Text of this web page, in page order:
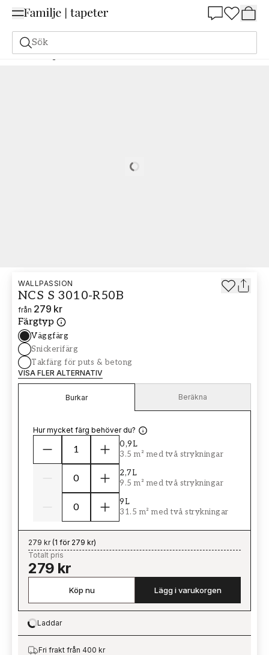
Sök
Målarfärg Beställ utifrån NCS Beställ utifrån NCS 3010-R50B
Loading…
WALLPASSION
NCS S 3010-R50B
från 279 kr
Färgtyp
Väggfärg
Snickerifärg
Takfärg för puts & betong
VISA FLER ALTERNATIV
Burkar Beräkna
Hur mycket färg behöver du?
0,9L
3.5 m² med två strykningar
2,7L
9.5 m² med två strykningar
9L
31.5 m² med två strykningar
279 kr(1 för 279 kr)
Totalt pris
279 kr
Köp nu Lägg i varukorgen
Loading…
Laddar
Fri frakt från 400 kr